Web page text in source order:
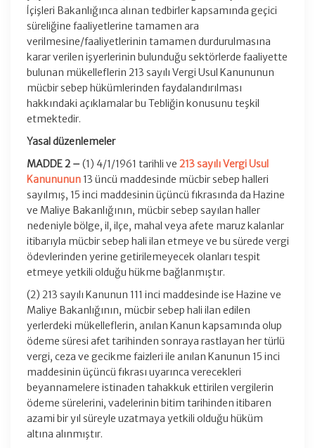
İçişleri Bakanlığınca alınan tedbirler kapsamında geçici
süreliğine faaliyetlerine tamamen ara
verilmesine/faaliyetlerinin tamamen durdurulmasına
karar verilen işyerlerinin bulunduğu sektörlerde faaliyette
bulunan mükelleflerin 213 sayılı Vergi Usul Kanununun
mücbir sebep hükümlerinden faydalandırılması
hakkındaki açıklamalar bu Tebliğin konusunu teşkil
etmektedir.
Yasal düzenlemeler
MADDE 2 – (1) 4/1/1961 tarihli ve 213 sayılı Vergi Usul
Kanununun 13 üncü maddesinde mücbir sebep halleri
sayılmış, 15 inci maddesinin üçüncü fıkrasında da Hazine
ve Maliye Bakanlığının, mücbir sebep sayılan haller
nedeniyle bölge, il, ilçe, mahal veya afete maruz kalanlar
itibarıyla mücbir sebep hali ilan etmeye ve bu sürede vergi
ödevlerinden yerine getirilemeyecek olanları tespit
etmeye yetkili olduğu hükme bağlanmıştır.
(2) 213 sayılı Kanunun 111 inci maddesinde ise Hazine ve
Maliye Bakanlığının, mücbir sebep hali ilan edilen
yerlerdeki mükelleflerin, anılan Kanun kapsamında olup
ödeme süresi afet tarihinden sonraya rastlayan her türlü
vergi, ceza ve gecikme faizleri ile anılan Kanunun 15 inci
maddesinin üçüncü fıkrası uyarınca verecekleri
beyannamelere istinaden tahakkuk ettirilen vergilerin
ödeme sürelerini, vadelerinin bitim tarihinden itibaren
azami bir yıl süreyle uzatmaya yetkili olduğu hüküm
altına alınmıştır.